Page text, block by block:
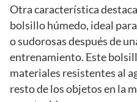
Otra característica
bolsillo húmedo, ideal
o sudorosas después de
entrenamiento. Este
materiales resistentes al
resto de los objetos en la